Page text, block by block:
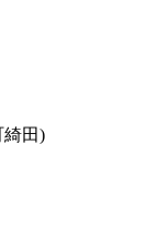
綺田)